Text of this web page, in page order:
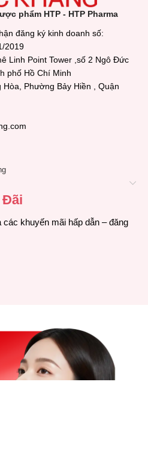
phẩm HTP - HTP Pharma
đăng ký kinh doanh số:
2019
Linh Point Tower ,số 2 Ngô Đức
phố Hồ Chí Minh
Hòa, Phường Bảy Hiền , Quận
Đãi
khuyến mãi hấp dẫn – đăng